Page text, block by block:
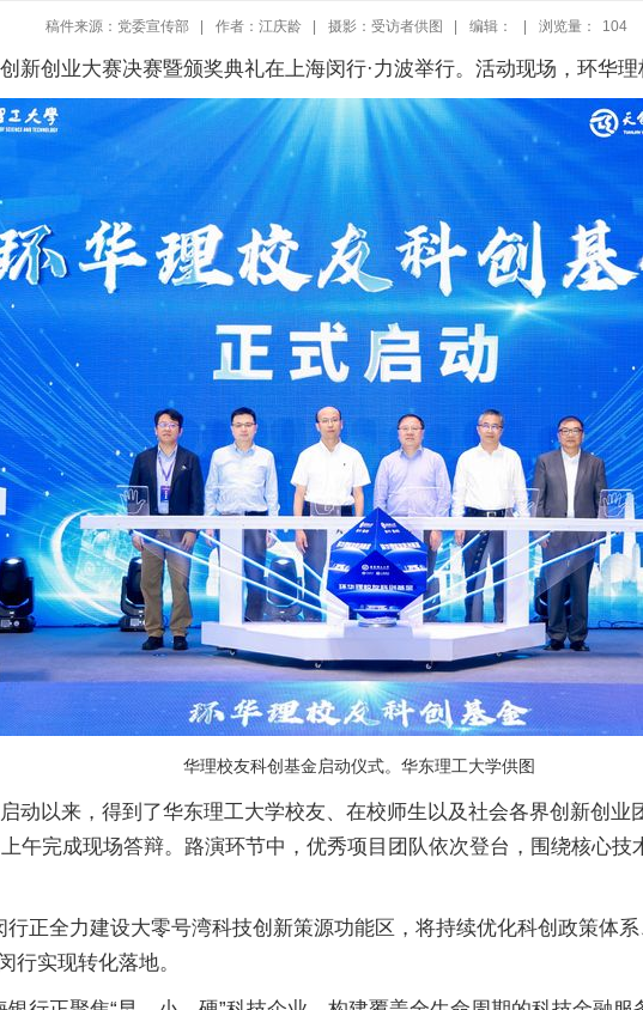
稿件来源：党委宣传部 | 作者：江庆龄 | 摄影：受访者供图 | 编辑： | 浏览量： 104
新创业大赛决赛暨颁奖典礼在上海闵行·力波举行。活动现场，环华理
华理校友科创基金启动仪式。华东理工大学供图
动以来，得到了华东理工大学校友、在校师生以及社会各界创新创
午完成现场答辩。路演环节中，优秀项目团队依次登台，围绕核心
正全力建设大零号湾科技创新策源功能区，将持续优化科创政策体
行实现转化落地。